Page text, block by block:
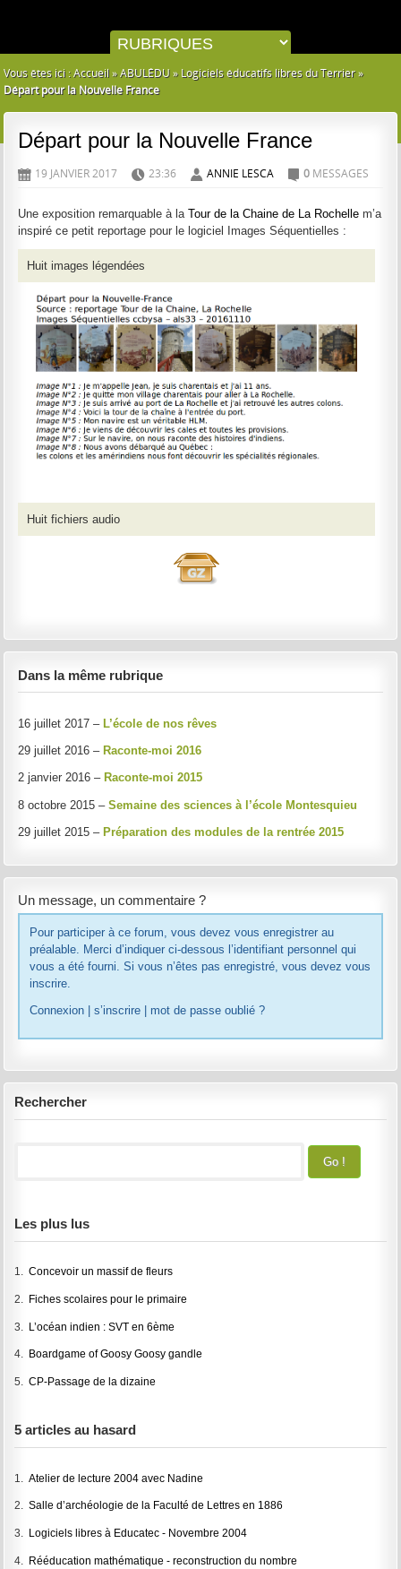
Vous êtes ici :Accueil »ABULÉDU » Logiciels éducatifs libres du Terrier»
Départ pour la Nouvelle France
Départ pour la Nouvelle France
D 19 JANVIER 2017 H 23:36 A ANNIE LESCA 0 MESSAGES
Une exposition remarquable à laTour de la Chaine de La Rochelle m’a
inspiré ce petit reportage pour le logiciel Images Séquentielles :
Huit images légendées
Huit fichiers audio
Dans la même rubrique
16 juillet 2017 –L’école de nos rêves
29 juillet 2016 – Raconte-moi 2016
2 janvier 2016 – Raconte-moi 2015
8 octobre 2015 –Semaine des sciences à l’école Montesquieu
29 juillet 2015 – Préparation des modules de la rentrée 2015
Un message, un commentaire ?
Pour participer à ce forum, vous devez vous enregistrer au
préalable. Merci d’indiquer ci-dessous l’identifiant personnel qui
vous a été fourni. Si vous n’êtes pas enregistré, vous devez vous
inscrire.
Connexion | s’inscrire | mot de passe oublié ?
Rechercher
Les plus lus
1.Concevoir un massif de fleurs
2. Fiches scolaires pour le primaire
3. L’océan indien : SVT en 6ème
4. Boardgame of Goosy Goosy gandle
5.CP-Passage de la dizaine
5 articles au hasard
1.Atelier de lecture 2004 avec Nadine
2.Salle d’archéologie de la Faculté de Lettres en 1886
3. Logiciels libres à Educatec - Novembre 2004
4. Rééducation mathématique - reconstruction du nombre